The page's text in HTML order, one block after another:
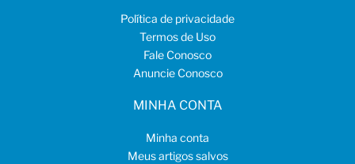
Política de privacidade
Termos de Uso
Fale Conosco
Anuncie Conosco
MINHA CONTA
Minha conta
Meus artigos salvos